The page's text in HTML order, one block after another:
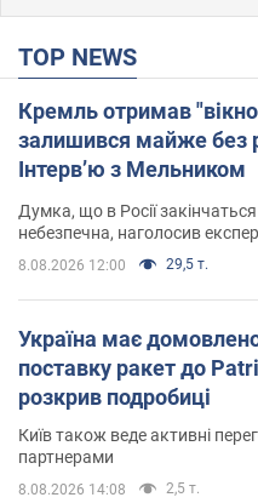
TOP NEWS
Кремль отримав
залишився майже без
Інтерв’ю з Мельником
Думка, що в Росії
небезпечна, наголосив
8.08.2026 12:00 29,5 т.
Україна має
поставку ракет до
розкрив подробиці
Київ також веде активні
партнерами
8.08.2026 14:08 2,5 т.